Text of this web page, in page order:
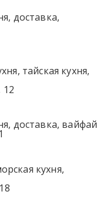
доставка,
тайская кухня,
12
доставка, вайфай
кухня,